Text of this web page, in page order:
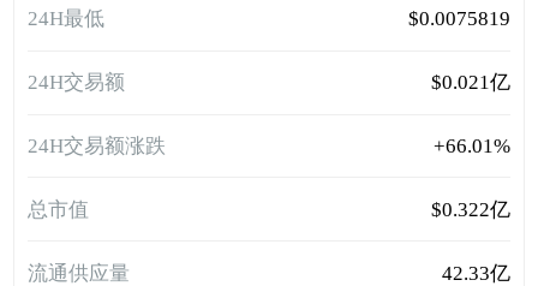
24H最低 $0.0075819
24H交易额 $0.021亿
24H交易额涨跌 +66.01%
总市值 $0.322亿
流通供应量 42.33亿